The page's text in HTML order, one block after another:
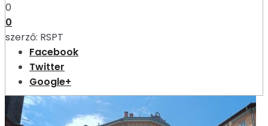
0
0
szerző: RSPT
Facebook
Twitter
Google+